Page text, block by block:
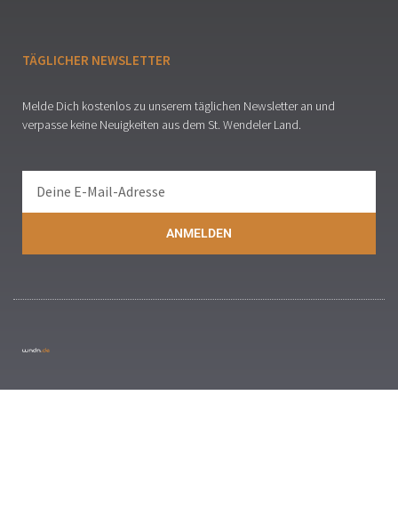
TÄGLICHER NEWSLETTER
Melde Dich kostenlos zu unserem täglichen Newsletter an und
verpasse keine Neuigkeiten aus dem St. Wendeler Land.
ANMELDEN